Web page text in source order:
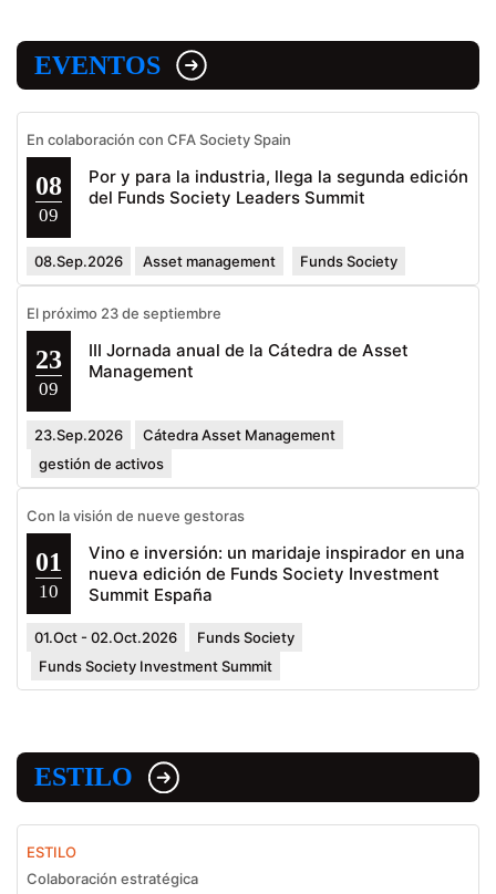
EVENTOS
En colaboración con CFA Society Spain
08
09
Por y para la industria, llega la segunda edición
del Funds Society Leaders Summit
08.Sep.2026 Asset management Funds Society
El próximo 23 de septiembre
23
09
III Jornada anual de la Cátedra de Asset
Management
23.Sep.2026
Cátedra Asset Management
gestión de activos
Con la visión de nueve gestoras
01
10
Vino e inversión: un maridaje inspirador en una
nueva edición de Funds Society Investment
Summit España
01.Oct - 02.Oct.2026
Funds Society
Funds Society Investment Summit
ESTILO
ESTILO
Colaboración estratégica